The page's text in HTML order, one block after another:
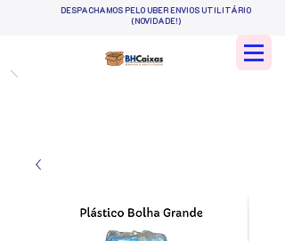
DESPACHAMOS PELO UBER ENVIOS UTILITÁRIO
(NOVIDADE!)